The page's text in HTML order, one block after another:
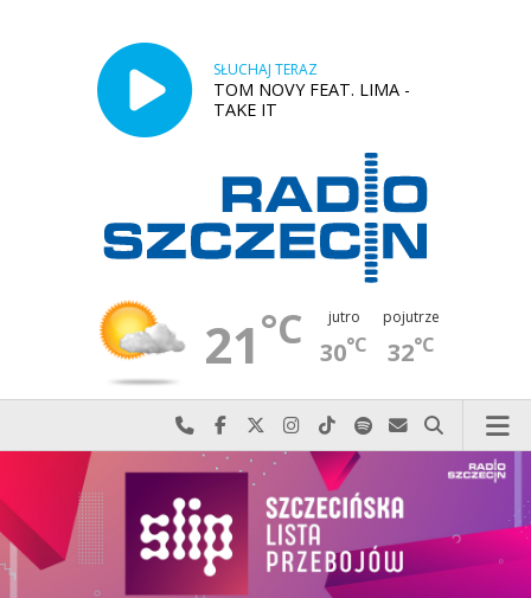
SŁUCHAJ TERAZ
TOM NOVY FEAT. LIMA -
TAKE IT
21°C jutro
30°C
pojutrze
32°C
Najlepiej po prostu do nas zadzwoń
Odwiedź nas na Facebook-u
Odwiedź nas na X
Odwiedź nas na Instagram-ie
Odwiedź nas na TikTok-u
Szukaj nas na Spotify
Wyślij do nas
Szukaj